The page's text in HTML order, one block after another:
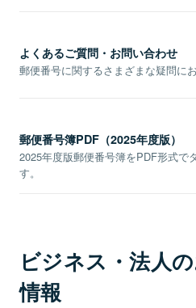
よくあるご質問・お問い合わせ
郵便番号に関するさまざまな疑問に
郵便番号簿PDF（2025年度版）
2025年度版郵便番号簿をPDF形式で
す。
ビジネス・法人
情報